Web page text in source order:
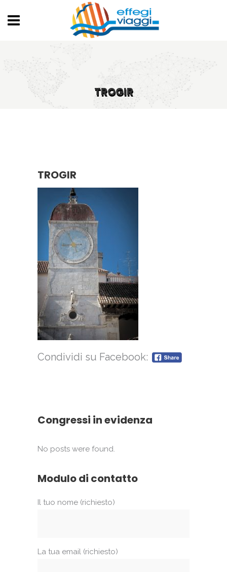
TROGIR
TROGIR
Condividi su Facebook:
Congressi in evidenza
No posts were found.
Modulo di contatto
Il tuo nome (richiesto)
La tua email (richiesto)